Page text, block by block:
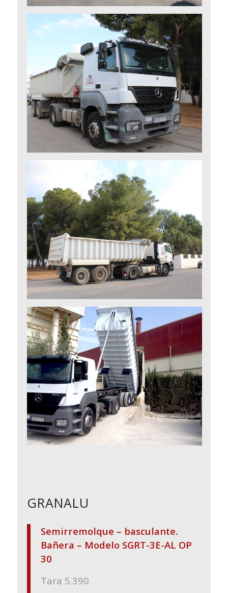
GRANALU
Semirremolque – basculante.
Bañera – Modelo SGRT-3E-AL OP
30
Tara 5.390